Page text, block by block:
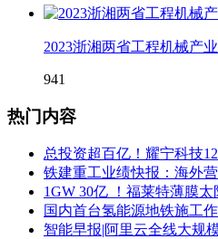
2023浙湘两省工程机械产
941
热门内容
总投资超百亿！耀宁科技
铁建重工业绩快报：海外
1GW 30亿 ！福莱特薄膜
国内首台氢能源地铁施工
智能早报|阿里云全线大规